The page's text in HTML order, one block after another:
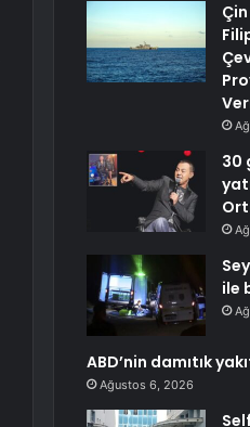
30
ile
ABD’nin damıtık
Ağustos 6, 2026